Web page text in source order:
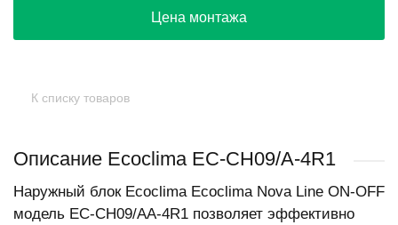
Цена монтажа
К списку товаров
Описание Ecoclima EC-CH09/A-4R1
Наружный блок Ecoclima Ecoclima Nova Line ON-OFF
модель EC-СH09/AA-4R1 позволяет эффективно